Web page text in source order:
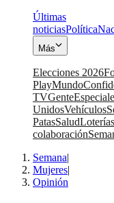
Últimas
noticiasPolítica
Más
Elecciones 2026
PlayMundo
TVGente
UnidosVehículos
PatasSaludLoterías
colaboración
Semana|
Mujeres|
Opinión